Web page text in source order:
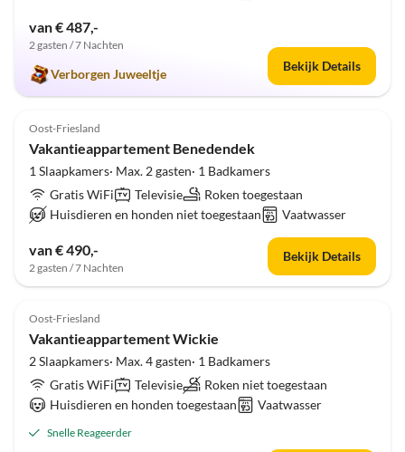
van € 487,-
2 gasten / 7 Nachten
Verborgen Juweeltje
Bekijk Details
Oost-Friesland
Vakantieappartement Benedendek
1 Slaapkamers· Max. 2 gasten· 1 Badkamers
Gratis WiFi
Televisie
Roken toegestaan
Huisdieren en honden niet toegestaan
Vaatwasser
van € 490,-
2 gasten / 7 Nachten
Bekijk Details
Oost-Friesland
Vakantieappartement Wickie
2 Slaapkamers· Max. 4 gasten· 1 Badkamers
Gratis WiFi
Televisie
Roken niet toegestaan
Huisdieren en honden toegestaan
Vaatwasser
Snelle Reageerder